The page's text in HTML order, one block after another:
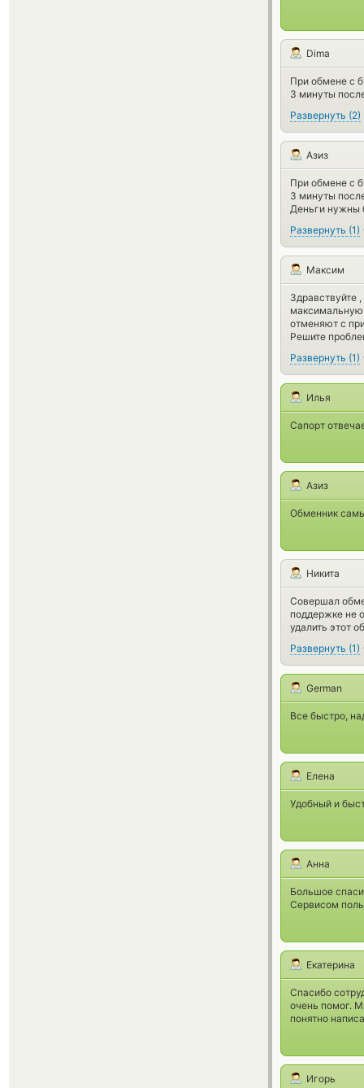
Dima
При обмене с
3 минуты
Развернуть (2)
Азиз
При обмене с
3 минуты
Деньги нужны
Развернуть (1)
Максим
Здравствуйте
максимальную
отменяют с
Решите
Развернуть (1)
Илья
Сапорт
Азиз
Обменник
Никита
Совершал
поддержке не
удалить этот
Развернуть (1)
German
Все быстро,
Елена
Удобный и
Анна
Большое
Сервисом
Екатерина
Спасибо
очень помог.
понятно
Игорь